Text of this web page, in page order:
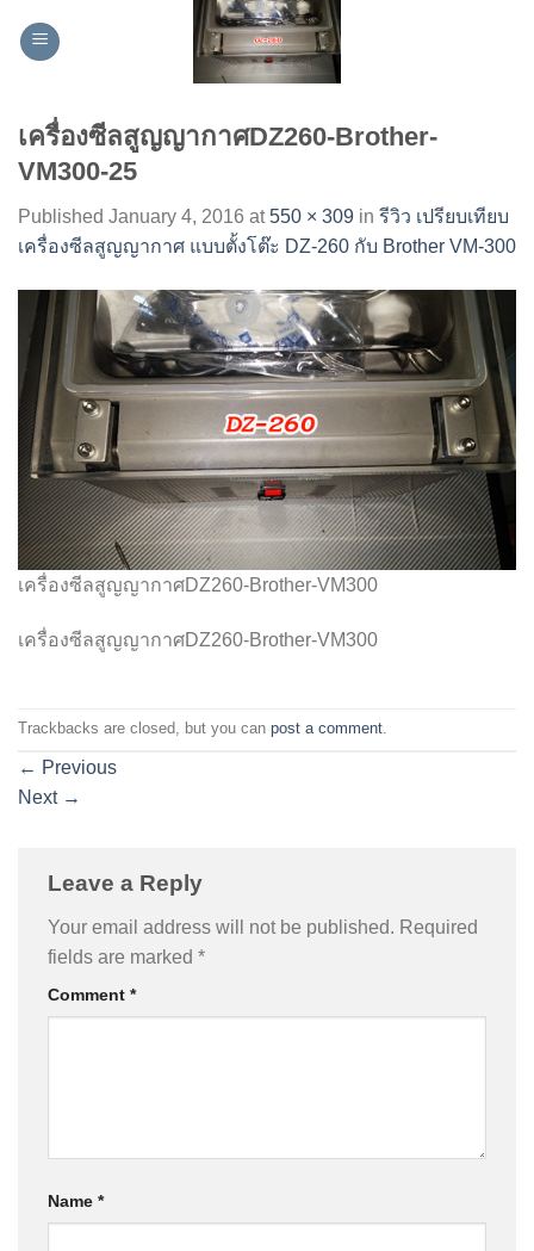
เครื่องซีลสูญญากาศDZ260-Brother-
VM300-25
Published January 4, 2016 at550 × 309 in รีวิว เปรียบเทียบ
เครื่องซีลสูญญากาศ แบบตั้งโต๊ะ DZ-260 กับ Brother VM-300
เครื่องซีลสูญญากาศDZ260-Brother-VM300
เครื่องซีลสูญญากาศDZ260-Brother-VM300
Trackbacks are closed, but you can post a comment.
← Previous
Next →
Leave a Reply
Your email address will not be published. Required
fields are marked *
Comment *
Name *